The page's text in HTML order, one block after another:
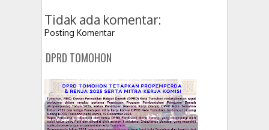
Tidak ada komentar:
Posting Komentar
DPRD TOMOHON